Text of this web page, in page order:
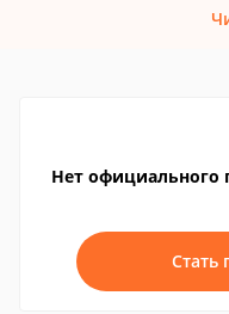
Нет официального
Стать